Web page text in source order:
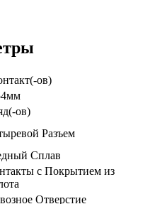
ов)
ов)
Разъем
Сплав
с Покрытием из
Отверстие